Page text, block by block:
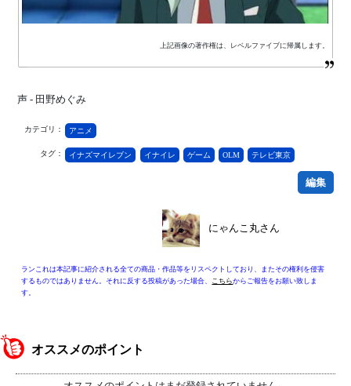
上記画像の著作権は、レベルファイブに帰属します。
声 - 田野めぐみ
カテゴリ： アニメ
タグ： イナズマイレブン イナイレ ゲーム OLM テレビ東京
編集
にゃんこ丸さん
ランこれは本記事に紹介される全ての商品・作品等をリスペクトしており、またその権利を侵害
するものではありません。それに反する投稿があった場合、
こちらからご報告をお願い致しま
す。
オススメのポイント